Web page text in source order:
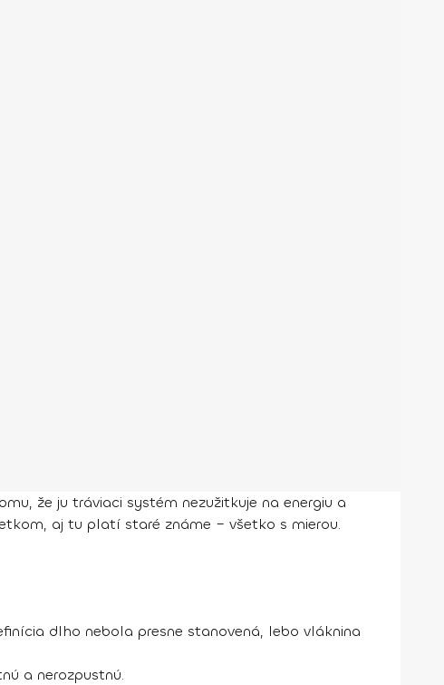
že ju tráviaci systém nezužitkuje na energiu a
aj tu platí staré známe – všetko s mierou.
dlho nebola presne stanovená, lebo vláknina
a nerozpustnú.